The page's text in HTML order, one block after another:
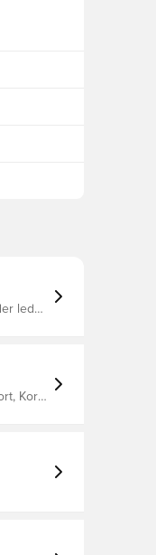
leder
Kort,